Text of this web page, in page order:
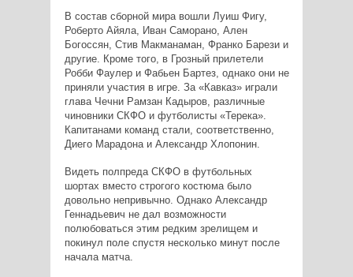
В состав сборной мира вошли Луиш Фигу,
Роберто Айяла, Иван Саморано, Ален
Богоссян, Стив Макманаман, Франко Барези и
другие. Кроме того, в Грозный прилетели
Робби Фаулер и Фабьен Бартез, однако они не
приняли участия в игре. За «Кавказ» играли
глава Чечни Рамзан Кадыров, различные
чиновники СКФО и футболисты «Терека».
Капитанами команд стали, соответственно,
Диего Марадона и Александр Хлопонин.
Видеть полпреда СКФО в футбольных
шортах вместо строгого костюма было
довольно непривычно. Однако Александр
Геннадьевич не дал возможности
полюбоваться этим редким зрелищем и
покинул поле спустя несколько минут после
начала матча.